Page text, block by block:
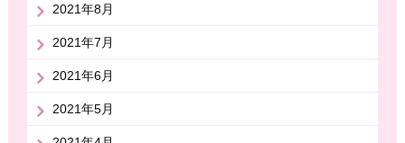
2021年8月
2021年7月
2021年6月
2021年5月